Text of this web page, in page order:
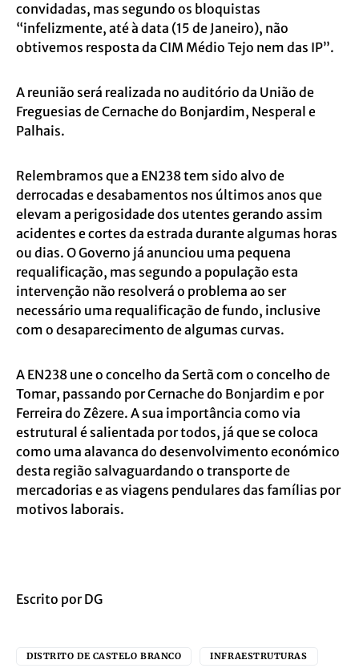
convidadas, mas segundo os bloquistas
“infelizmente, até à data (15 de Janeiro), não
obtivemos resposta da CIM Médio Tejo nem das IP”.
A reunião será realizada no auditório da União de
Freguesias de Cernache do Bonjardim, Nesperal e
Palhais.
Relembramos que a EN238 tem sido alvo de
derrocadas e desabamentos nos últimos anos que
elevam a perigosidade dos utentes gerando assim
acidentes e cortes da estrada durante algumas horas
ou dias. O Governo já anunciou uma pequena
requalificação, mas segundo a população esta
intervenção não resolverá o problema ao ser
necessário uma requalificação de fundo, inclusive
com o desaparecimento de algumas curvas.
A EN238 une o concelho da Sertã com o concelho de
Tomar, passando por Cernache do Bonjardim e por
Ferreira do Zêzere. A sua importância como via
estrutural é salientada por todos, já que se coloca
como uma alavanca do desenvolvimento económico
desta região salvaguardando o transporte de
mercadorias e as viagens pendulares das famílias por
motivos laborais.
Escrito por DG
DISTRITO DE CASTELO BRANCO INFRAESTRUTURAS